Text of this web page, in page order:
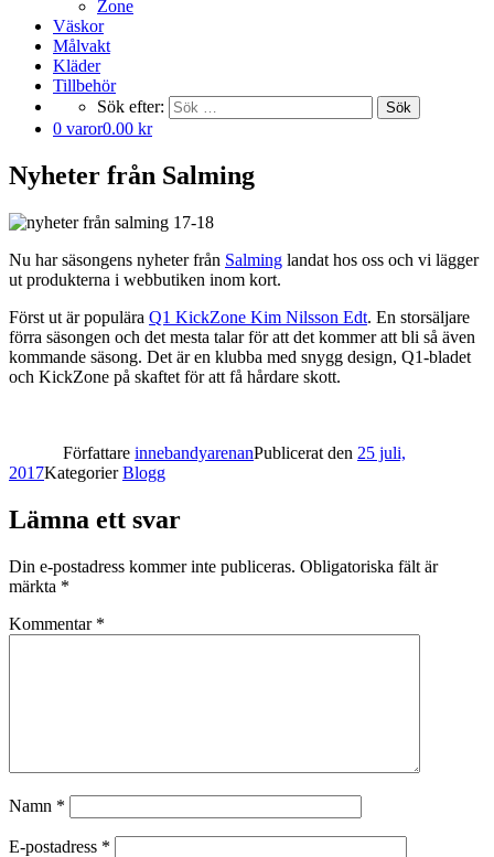
Zone
Väskor
Målvakt
Kläder
Tillbehör
Sök efter:
Sök
0 varor0.00 kr
Nyheter från Salming
Nu har säsongens nyheter från Salming landat hos oss och vi lägger
ut produkterna i webbutiken inom kort.
Först ut är populära Q1 KickZone Kim Nilsson Edt. En storsäljare
förra säsongen och det mesta talar för att det kommer att bli så även
kommande säsong. Det är en klubba med snygg design, Q1-bladet
och KickZone på skaftet för att få hårdare skott.
Författare innebandyarenanPublicerat den 25 juli,
2017KategorierBlogg
Lämna ett svar
Din e-postadress kommer inte publiceras. Obligatoriska fält är
märkta *
Kommentar *
Namn *
E-postadress *